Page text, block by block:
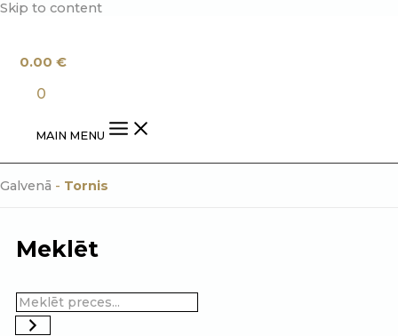
Skip to content
0.00 €
0
MAIN MENU
Galvenā - Tornis
Meklēt